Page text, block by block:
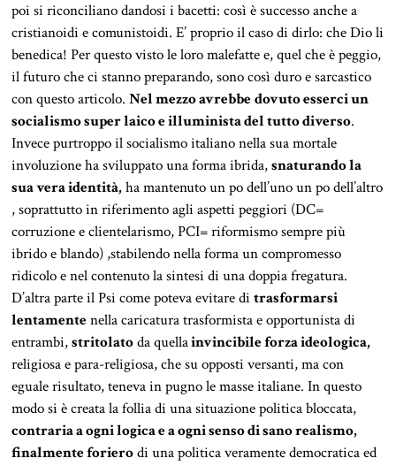
poi si riconciliano dandosi i bacetti: così è successo anche a
cristianoidi e comunistoidi. E’ proprio il caso di dirlo: che Dio li
benedica! Per questo visto le loro malefatte e, quel che è peggio,
il futuro che ci stanno preparando, sono così duro e sarcastico
con questo articolo.Nel mezzo avrebbe dovuto esserci un
socialismo super laico e illuminista del tutto diverso.
Invece purtroppo il socialismo italiano nella sua mortale
involuzione ha sviluppato una forma ibrida,snaturando la
sua vera identità,ha mantenuto un po dell’uno un po dell’altro
, soprattutto in riferimento agli aspetti peggiori (DC=
corruzione e clientelarismo, PCI= riformismo sempre più
ibrido e blando) ,stabilendo nella forma un compromesso
ridicolo e nel contenuto la sintesi di una doppia fregatura.
D’altra parte il Psi come poteva evitare ditrasformarsi
lentamentenella caricatura trasformista e opportunista di
entrambi,stritolatoda quellainvincibile forza ideologica,
religiosa e para-religiosa, che su opposti versanti, ma con
eguale risultato, teneva in pugno le masse italiane. In questo
modo si è creata la follia di una situazione politica bloccata,
contraria a ogni logica e a ogni senso di sano realismo,
finalmente forierodi una politica veramente democratica ed